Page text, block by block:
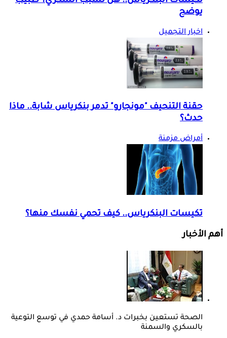
يوضح
اخبار التجميل
حقنة التنحيف "مونجارو" تدمر بنكرياس شابة.. ماذا
حدث؟
أمراض مزمنة
تكيسات البنكرياس.. كيف تحمي نفسك منها؟
أهم الأخبار
الصحة تستعين بخبرات د. أسامة حمدي في توسع التوعية
بالسكري والسمنة